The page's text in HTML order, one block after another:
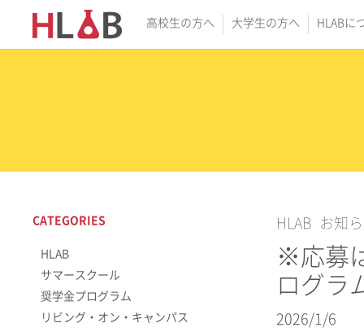
高校生の方へ 大学生の方へ HLABに
HLAB お知
※応募
ログラ
2026/1/6
CATEGORIES
HLAB
サマースクール
奨学金プログラム
リビング・オン・キャンパス